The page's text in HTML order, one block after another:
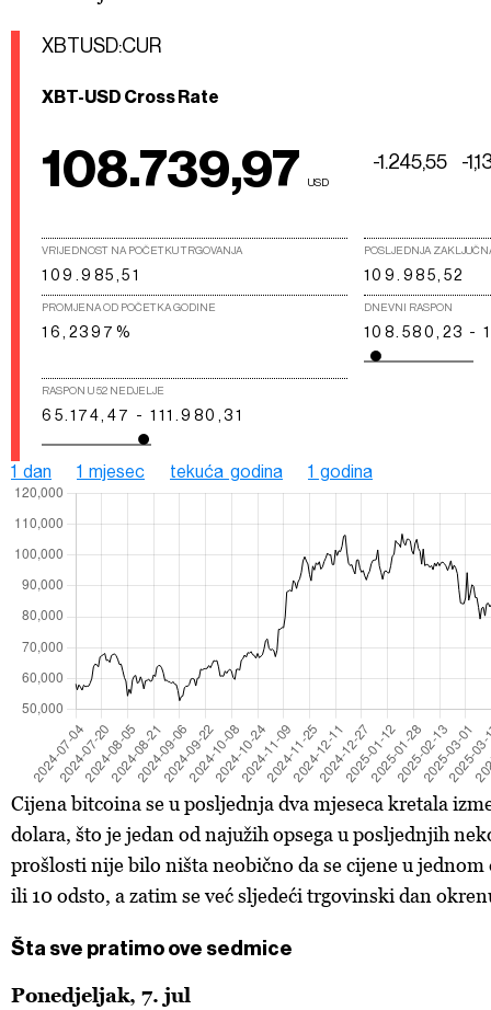
XBTUSD:CUR
XBT-USD Cross Rate
108.739,97 USD
-1.245,55 -
VRIJEDNOST NA POČETKU TRGOVANJA
109.985,51
POSLJEDNJA
109.985,52
PROMJENA OD POČETKA GODINE
16,2397%
DNEVNI RASPON
108.580,23 -
RASPON U 52 NEDJELJE
65.174,47 - 111.980,31
1 dan 1 mjesec tekuća godina 1 godina
Cijena bitcoina se u posljednja dva mjeseca kretala
dolara, što je jedan od najužih opsega u posljednjih
prošlosti nije bilo ništa neobično da se cijene u jednom
ili 10 odsto, a zatim se već sljedeći trgovinski dan
Šta sve pratimo ove sedmice
Ponedjeljak, 7. jul